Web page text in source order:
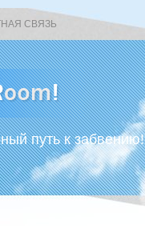
СВЯЗЬ
путь к